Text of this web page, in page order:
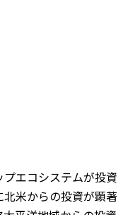
エコシステムが投資
米からの投資が顕著